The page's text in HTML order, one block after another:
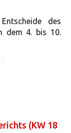
des
dem 4. bis 10.
(KW 18